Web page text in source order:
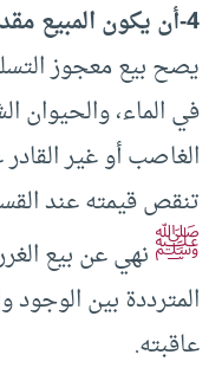
4-أن يكون المبيع مقدورًا على تسليمه عند العقد:
يصح بيع معجوز
في الماء، والحيوان
الغاصب أو غير
تنقص قيمته عند
ﷺنهي عن بيع
المترددة بين
عاقبته.